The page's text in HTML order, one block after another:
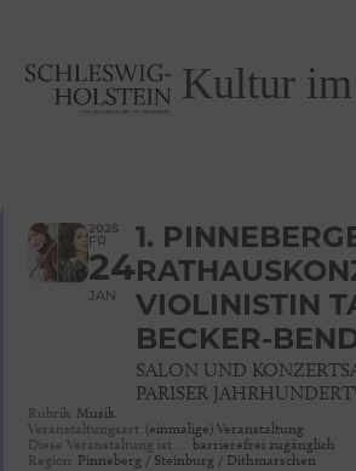
Kultur
2025
FR
24
JAN
1.
VIOLINISTIN
BECKER-
SALON UND
PARISER
Rubrik Musik
Veranstaltungsart (einmalige) Veranstaltung
Diese Veranstaltung ist … barrierefrei zugänglich
Region Pinneberg / Steinburg / Dithmarschen